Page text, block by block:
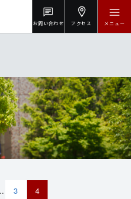
お問い合わせ アクセス メニュー
3 4